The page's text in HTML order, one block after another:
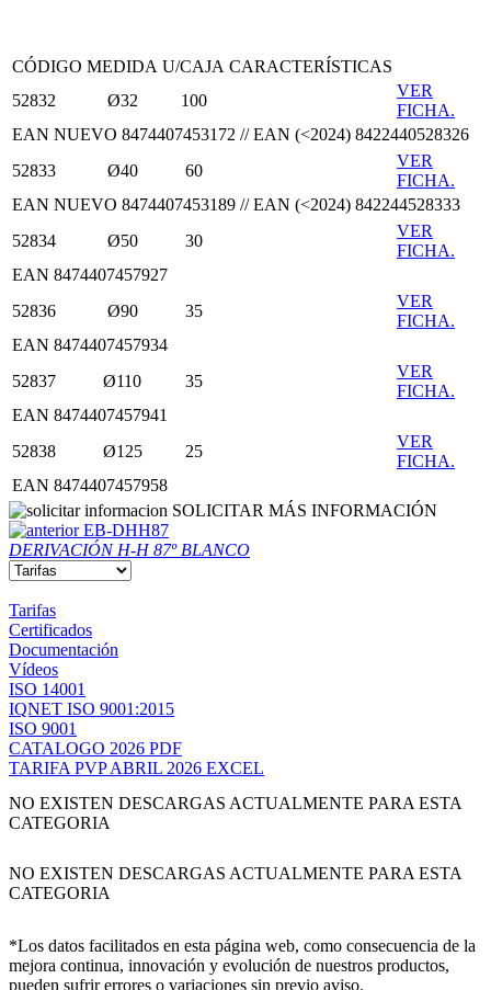
CÓDIGO MEDIDA U/CAJA CARACTERÍSTICAS
52832
Ø32 100
VER
FICHA.
EAN NUEVO 8474407453172 // EAN (<2024) 8422440528326
52833
Ø40 60
VER
FICHA.
EAN NUEVO 8474407453189 // EAN (<2024) 842244528333
52834
Ø50 30
VER
FICHA.
EAN 8474407457927
52836
Ø90 35
VER
FICHA.
EAN 8474407457934
52837
Ø110 35
VER
FICHA.
EAN 8474407457941
52838
Ø125 25
VER
FICHA.
EAN 8474407457958
SOLICITAR MÁS INFORMACIÓN
EB-DHH87
DERIVACIÓN H-H 87º BLANCO
Tarifas
Certificados
Documentación
Vídeos
ISO 14001
IQNET ISO 9001:2015
ISO 9001
CATALOGO 2026 PDF
TARIFA PVP ABRIL 2026 EXCEL
NO EXISTEN DESCARGAS ACTUALMENTE PARA ESTA
CATEGORIA
NO EXISTEN DESCARGAS ACTUALMENTE PARA ESTA
CATEGORIA
*Los datos facilitados en esta página web, como consecuencia de la
mejora continua, innovación y evolución de nuestros productos,
pueden sufrir errores o variaciones sin previo aviso.